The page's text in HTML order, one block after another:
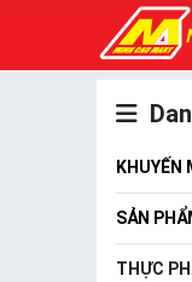
KHUYẾN
SẢN
THỰC